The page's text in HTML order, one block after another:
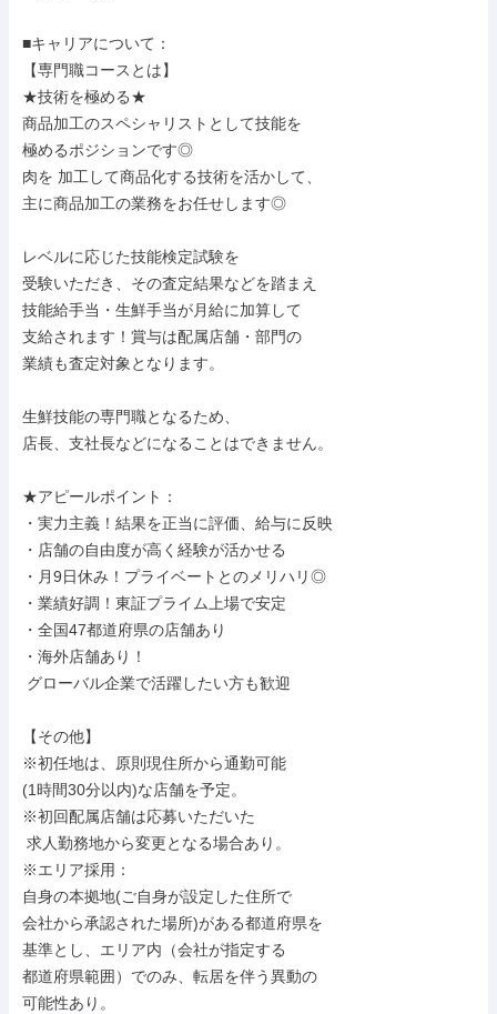
■キャリアについて：
【専門職コースとは】
★技術を極める★
商品加工のスペシャリストとして技能を
極めるポジションです◎
肉を 加工して商品化する技術を活かして、
主に商品加工の業務をお任せします◎
レベルに応じた技能検定試験を
受験いただき、その査定結果などを踏まえ
技能給手当・生鮮手当が月給に加算して
支給されます！賞与は配属店舗・部門の
業績も査定対象となります。
生鮮技能の専門職となるため、
店長、支社長などになることはできません。
★アピールポイント：
・実力主義！結果を正当に評価、給与に反映
・店舗の自由度が高く経験が活かせる
・月9日休み！プライベートとのメリハリ◎
・業績好調！東証プライム上場で安定
・全国47都道府県の店舗あり
・海外店舗あり！
【その他】
※初任地は、原則現住所から通勤可能
(1時間30分以内)な店舗を予定。
※初回配属店舗は応募いただいた
※エリア採用：
自身の本拠地(ご自身が設定した住所で
会社から承認された場所)がある都道府県を
基準とし、エリア内（会社が指定する
都道府県範囲）でのみ、転居を伴う異動の
可能性あり。